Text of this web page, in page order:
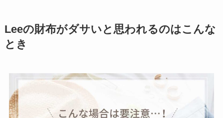
Leeの財布がダサいと思われるのはこんな
とき